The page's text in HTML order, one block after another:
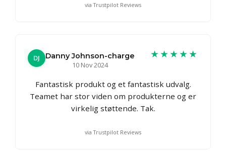
via Trustpilot Reviews
DJ
Danny Johnson-charge
10 Nov 2024
★★★★★
Fantastisk produkt og et fantastisk udvalg.
Teamet har stor viden om produkterne og er
virkelig støttende. Tak.
via Trustpilot Reviews